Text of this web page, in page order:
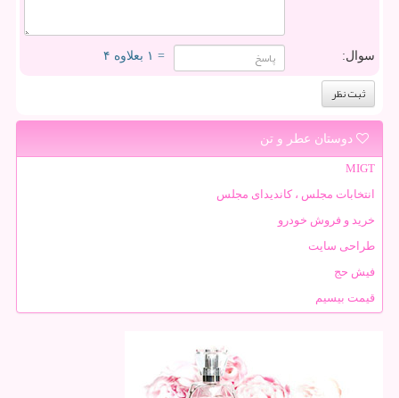
سوال: = ۱ بعلاوه ۴
دوستان عطر و تن
MIGT
انتخابات مجلس ، کاندیدای مجلس
خرید و فروش خودرو
طراحی سایت
فیش حج
قیمت بیسیم